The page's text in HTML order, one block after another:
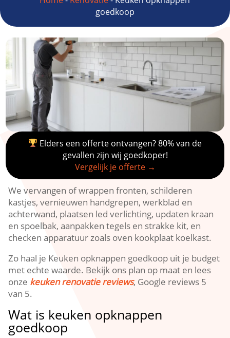
goedkoop
Elders een offerte ontvangen? 80% van de
gevallen zijn wij goedkoper!
Vergelijk je offerte →
We vervangen of wrappen fronten, schilderen
kastjes, vernieuwen handgrepen, werkblad en
achterwand, plaatsen led verlichting, updaten kraan
en spoelbak, aanpakken tegels en strakke kit, en
checken apparatuur zoals oven kookplaat koelkast.​
Zo haal je Keuken opknappen goedkoop uit je budget
met echte waarde.​ Bekijk ons plan op maat en lees
onze keuken renovatie reviews, Google reviews 5
van 5.​
Wat is keuken opknappen
goedkoop